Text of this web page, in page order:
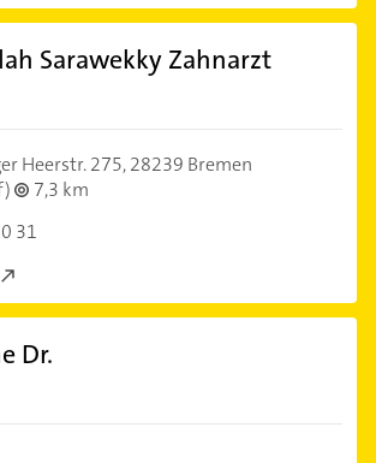
Sarawekky Zahnarzt
Heerstr. 275,28239 Bremen
7,3 km
31
Dr.